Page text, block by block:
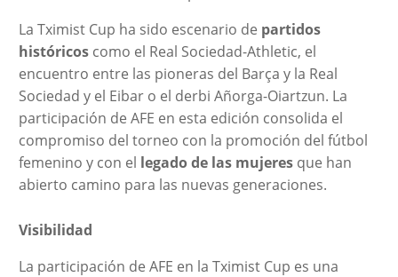
La Tximist Cup ha sido escenario de partidos
históricoscomo el Real Sociedad-Athletic, el
encuentro entre las pioneras del Barça y la Real
Sociedad y el Eibar o el derbi Añorga-Oiartzun. La
participación de AFE en esta edición consolida el
compromiso del torneo con la promoción del fútbol
femenino y con el legado de las mujeresque han
abierto camino para las nuevas generaciones.
Visibilidad
La participación de AFE en la Tximist Cup es una